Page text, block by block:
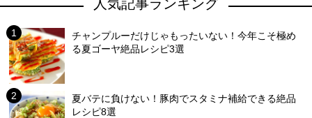
人気記事ランキング
チャンプルーだけじゃもったいない！今年こそ極め
る夏ゴーヤ絶品レシピ3選
夏バテに負けない！豚肉でスタミナ補給できる絶品
レシピ8選